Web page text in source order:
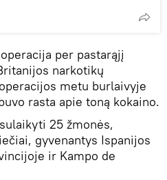
per pastarąjį
narkotikų
metu burlaivyje
rasta apie toną kokaino.
25 žmonės,
gyvenantys Ispanijos
ir Kampo de